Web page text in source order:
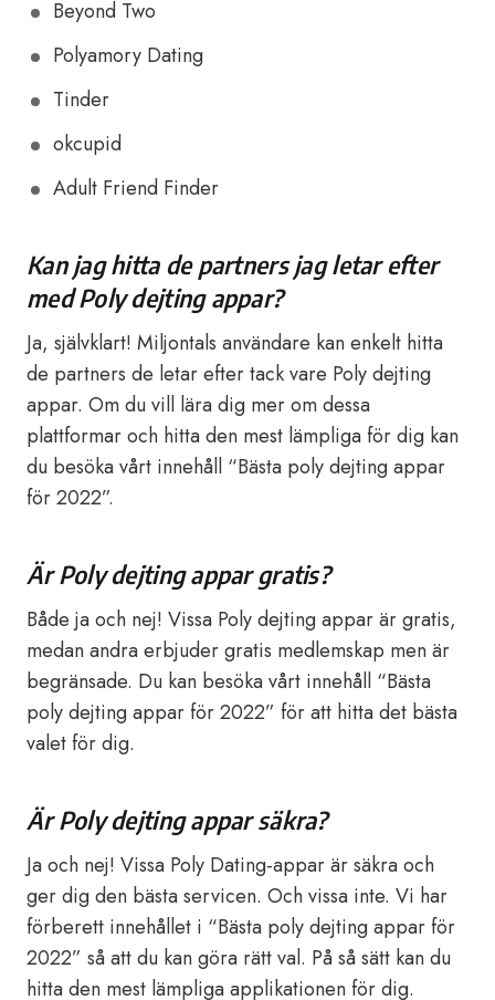
Beyond Two
Polyamory Dating
Tinder
okcupid
Adult Friend Finder
Kan jag hitta de partners jag letar efter
med Poly dejting appar?
Ja, självklart! Miljontals användare kan enkelt hitta
de partners de letar efter tack vare Poly dejting
appar. Om du vill lära dig mer om dessa
plattformar och hitta den mest lämpliga för dig kan
du besöka vårt innehåll “Bästa poly dejting appar
för 2022”.
Är Poly dejting appar gratis?
Både ja och nej! Vissa Poly dejting appar är gratis,
medan andra erbjuder gratis medlemskap men är
begränsade. Du kan besöka vårt innehåll “Bästa
poly dejting appar för 2022” för att hitta det bästa
valet för dig.
Är Poly dejting appar säkra?
Ja och nej! Vissa Poly Dating-appar är säkra och
ger dig den bästa servicen. Och vissa inte. Vi har
förberett innehållet i “Bästa poly dejting appar för
2022” så att du kan göra rätt val. På så sätt kan du
hitta den mest lämpliga applikationen för dig.